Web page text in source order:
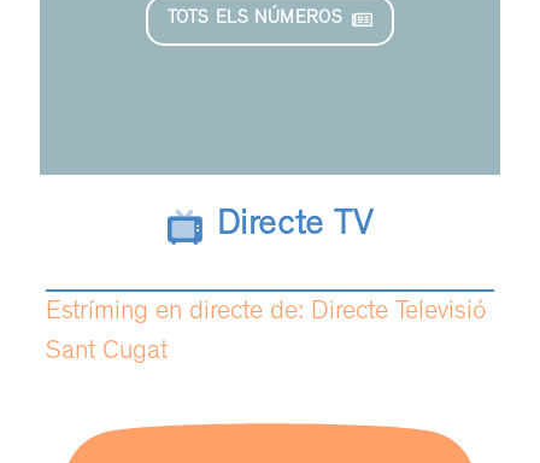
TOTS ELS NÚMEROS
Directe TV
Estríming en directe de: Directe Televisió
Sant Cugat